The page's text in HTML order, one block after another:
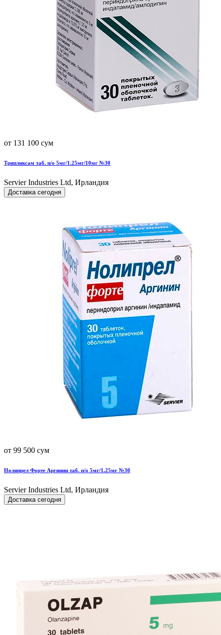
от 131 100 сум
Трипликсам таб. п/о 5мг/1.25мг/10мг №30
Servier Industries Ltd, Ирландия
Доставка сегодня
от 99 500 сум
Нолипрел Форте Аргинин таб. п/о 5мг/1.25мг №30
Servier Industries Ltd, Ирландия
Доставка сегодня